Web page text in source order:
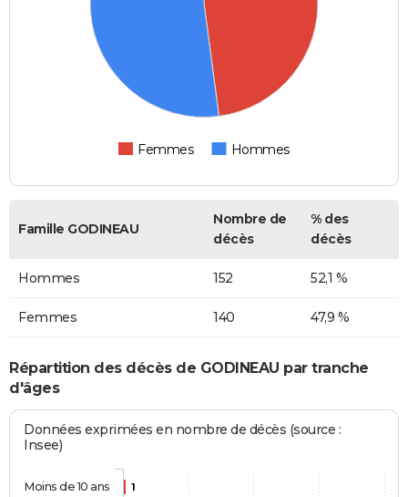
Femmes Hommes
Famille GODINEAU
Nombre de
décès
% des
décès
Hommes 152 52,1 %
Femmes 140 47,9 %
Répartition des décès de GODINEAU par tranche
d'âges
Données exprimées en nombre de décès (source :
Insee)
1
Moins de 10 ans